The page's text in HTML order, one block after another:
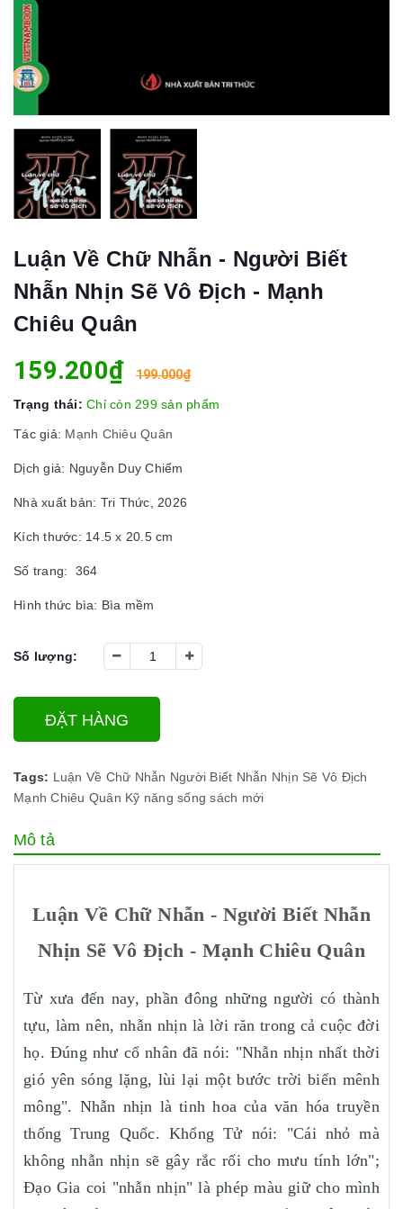
Luận Về Chữ Nhẫn - Người Biết
Nhẫn Nhịn Sẽ Vô Địch - Mạnh
Chiêu Quân
159.200₫ 199.000₫
Trạng thái: Chỉ còn 299 sản phẩm
Tác giả: Mạnh Chiêu Quân
Dịch giả: Nguyễn Duy Chiếm
Nhà xuất bản: Tri Thức, 2026
Kích thước: 14.5 x 20.5 cm
Số trang: 364
Hình thức bìa: Bìa mềm
Số lượng:
ĐẶT HÀNG
Tags: Luận Về Chữ Nhẫn Người Biết Nhẫn Nhịn Sẽ Vô Địch
Mạnh Chiêu Quân Kỹ năng sống sách mới
Mô tả
Luận Về Chữ Nhẫn - Người Biết Nhẫn
Nhịn Sẽ Vô Địch - Mạnh Chiêu Quân
Từ xưa đến nay, phần đông những người có thành
tựu, làm nên, nhẫn nhịn là lời răn trong cả cuộc đời
họ. Đúng như cổ nhân đã nói: "Nhẫn nhịn nhất thời
gió yên sóng lặng, lùi lại một bước trời biển mênh
mông". Nhẫn nhịn là tinh hoa của văn hóa truyền
thống Trung Quốc. Khổng Tử nói: "Cái nhỏ mà
không nhẫn nhịn sẽ gây rắc rối cho mưu tính lớn";
Đạo Gia coi "nhẫn nhịn" là phép màu giữ cho mình